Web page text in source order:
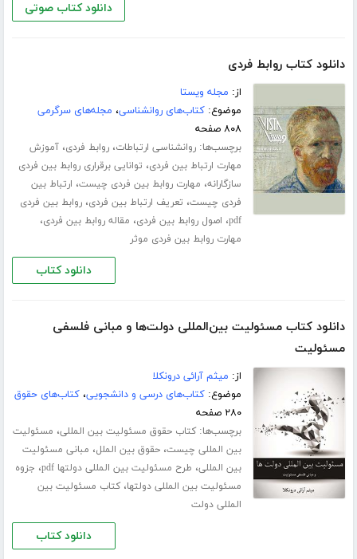
دانلود کتاب صوتی
دانلود کتاب روابط فردی
از: مجله ویستا
موضوع:کتاب‌های روانشناسی، مجله‌های سرگرمی
۸۰۸ صفحه
برچسب‌ها:روانشناسی ارتباطات،روابط فردی،آموزش
مهارت ارتباط بین فردی، توانایی برقراری روابط بین فردی
سازگارانه، مهارت روابط بین فردی چیست، ارتباط بین
فردی چیست، تعریف ارتباط بین فردی،روابط بین فردی
pdf، اصول روابط بین فردی، مقاله روابط بین فردی،
مهارت روابط بین فردی موثر
دانلود کتاب
دانلود کتاب مسئولیت بین‌المللی دولت‌ها و مبانی فلسفی
مسئولیت
از: میثم آرائی درونکلا
موضوع:کتاب‌های درسی و دانشجویی،کتاب‌های حقوق
۲۸۰ صفحه
برچسب‌ها:کتاب حقوق مسئولیت بین المللی، مسئولیت
بین المللی چیست،حقوق بین الملل، مبانی مسئولیت
بین المللی، طرح مسئولیت بین المللی دولتها pdf ، جزوه
مسئولیت بین المللی دولتها،کتاب مسئولیت بین
المللی دولت
دانلود کتاب